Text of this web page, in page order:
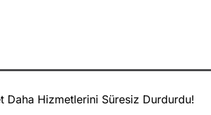
Daha Hizmetlerini Süresiz Durdurdu!